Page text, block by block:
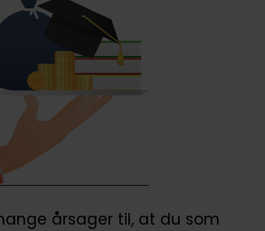
årsager til, at du som